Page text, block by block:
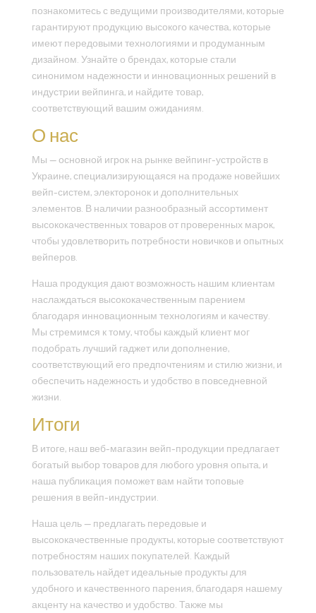
познакомитесь с ведущими производителями, которые
гарантируют продукцию высокого качества, которые
имеют передовыми технологиями и продуманным
дизайном. Узнайте о брендах, которые стали
синонимом надежности и инновационных решений в
индустрии вейпинга, и найдите товар,
соответствующий вашим ожиданиям.
О нас
Мы — основной игрок на рынке вейпинг-устройств в
Украине, специализирующаяся на продаже новейших
вейп-систем, электоронок и дополнительных
элементов. В наличии разнообразный ассортимент
высококачественных товаров от проверенных марок,
чтобы удовлетворить потребности новичков и опытных
вейперов.
Наша продукция дают возможность нашим клиентам
наслаждаться высококачественным парением
благодаря инновационным технологиям и качеству.
Мы стремимся к тому, чтобы каждый клиент мог
подобрать лучший гаджет или дополнение,
соответствующий его предпочтениям и стилю жизни, и
обеспечить надежность и удобство в повседневной
жизни.
Итоги
В итоге, наш веб-магазин вейп-продукции предлагает
богатый выбор товаров для любого уровня опыта, и
наша публикация поможет вам найти топовые
решения в вейп-индустрии.
Наша цель — предлагать передовые и
высококачественные продукты, которые соответствуют
потребностям наших покупателей. Каждый
пользователь найдет идеальные продукты для
удобного и качественного парения, благодаря нашему
акценту на качество и удобство. Также мы